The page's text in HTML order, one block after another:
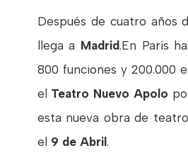
Después de cuatro años
llega a Madrid.En París
800 funciones y 200.000
el Teatro Nuevo Apolo
esta nueva obra de
el 9 de Abril .